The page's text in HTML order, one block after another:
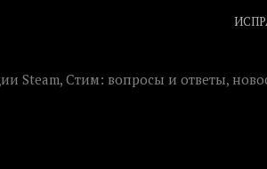
Steam, Стим: вопросы и ответы,